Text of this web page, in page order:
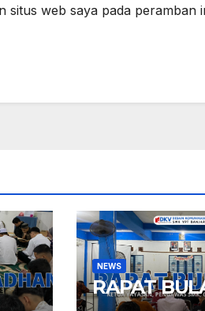
situs web saya pada
H
NEWS
RAPAT